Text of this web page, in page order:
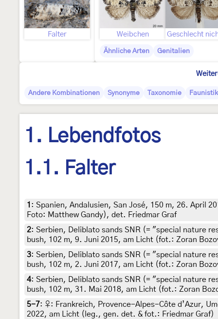
Falter Weibchen
Ähnliche Arten Genitalien
Andere Kombinationen Synonyme Taxonomie Faunistik
1. Lebendfotos
1.1. Falter
1 : Spanien, Andalusien, San José, 150 m, 26. April
Foto: Matthew Gandy), det. Friedmar Graf
2: Serbien, Deliblato sands SNR (= "special nature
bush, 102 m, 9. Juni 2015, am Licht (fot.: Zoran
3: Serbien, Deliblato sands SNR (= "special nature
bush, 102 m, 2. Juni 2017, am Licht (fot.: Zoran
4: Serbien, Deliblato sands SNR (= "special nature
bush, 102 m, 31. Mai 2018, am Licht (fot.: Zoran
5-7: ♀: Frankreich, Provence-Alpes-Côte d’Azur,
2022, am Licht (leg., gen. det. & fot.: Friedmar Graf)